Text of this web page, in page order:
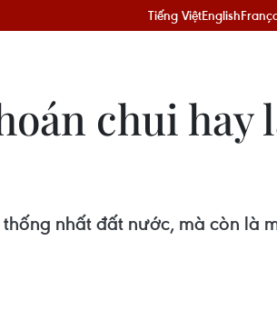
Tiếng ViệtEnglish
chui hay
nhất đất nước, mà còn là